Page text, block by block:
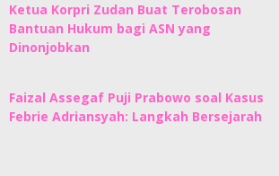
Ketua Korpri Zudan Buat Terobosan
Bantuan Hukum bagi ASN yang
Dinonjobkan
Faizal Assegaf Puji Prabowo soal Kasus
Febrie Adriansyah: Langkah Bersejarah